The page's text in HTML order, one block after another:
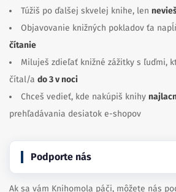
Túžiš po ďalšej skvelej knihe, len
Objavovanie knižných pokladov ťa
čítanie
Miluješ zdieľať knižné zážitky s ľuďmi,
čítal/a do 3 v noci
Chceš vedieť, kde nakúpiš knihy
prehľadávania desiatok e-shopov
Podporte nás
Ak sa vám Knihomola páči, môžete nás